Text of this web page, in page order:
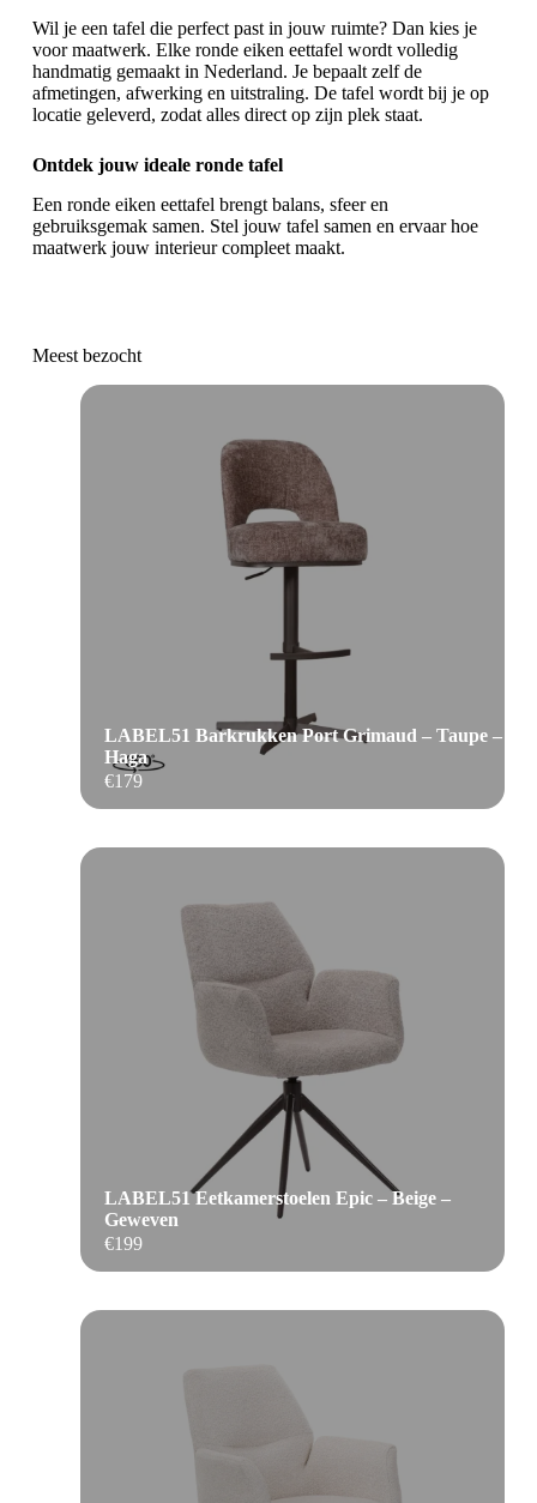
Wil je een tafel die perfect past in jouw ruimte? Dan kies je
voor maatwerk. Elke ronde eiken eettafel wordt volledig
handmatig gemaakt in Nederland. Je bepaalt zelf de
afmetingen, afwerking en uitstraling. De tafel wordt bij je op
locatie geleverd, zodat alles direct op zijn plek staat.
Ontdek jouw ideale ronde tafel
Een ronde eiken eettafel brengt balans, sfeer en
gebruiksgemak samen. Stel jouw tafel samen en ervaar hoe
maatwerk jouw interieur compleet maakt.
Meest bezocht
€179
LABEL51 Barkrukken Port Grimaud – Taupe –
Haga
€199
LABEL51 Eetkamerstoelen Epic – Beige –
Geweven